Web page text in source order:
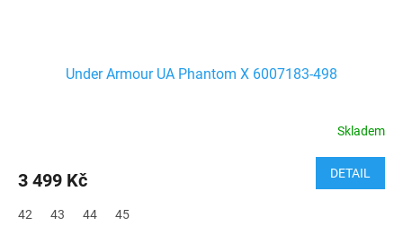
Under Armour UA Phantom X 6007183-498
Skladem
3 499 Kč DETAIL
42 43 44 45